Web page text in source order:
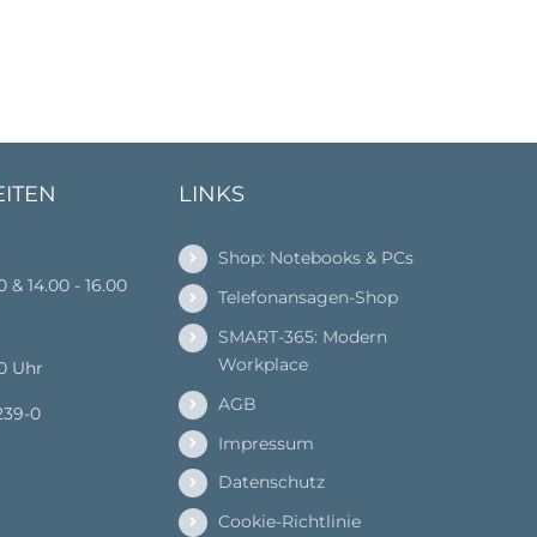
& 14.00 - 16.00
Uhr
0
LINKS
Shop: Notebooks & PCs
Telefonansagen-Shop
SMART-365: Modern
Workplace
AGB
Impressum
Datenschutz
Cookie-Richtlinie